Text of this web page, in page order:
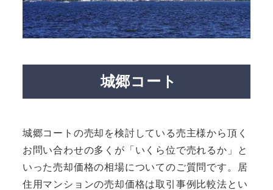
城郷コート
城郷コートの売却を検討している売主様から頂く
お問い合わせの多くが「いくら位で売れるか」と
いった売却価格の相場についてのご質問です。居
住用マンションの売却価格は取引事例比較法とい